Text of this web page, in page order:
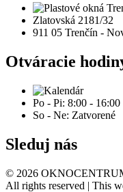
Zlatovská 2181/32
911 05 Trenčín -
Otváracie
Po - Pi: 8:00 - 16:00
So - Ne: Zatvorené
Sleduj nás
© 2026
All rights reserved | This